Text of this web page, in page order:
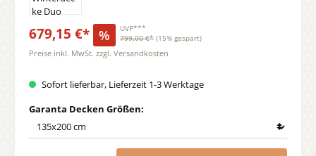
679,15 €* %
UVP***
799,00 €* (15% gespart)
Preise inkl. MwSt. zzgl. Versandkosten
Sofort lieferbar, Lieferzeit 1-3 Werktage
Garanta Decken Größen: